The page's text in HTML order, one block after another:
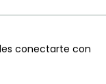
conectarte con